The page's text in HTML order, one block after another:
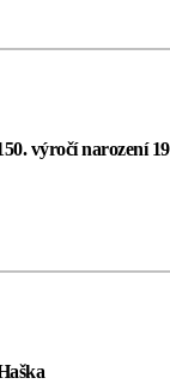
výročí narození